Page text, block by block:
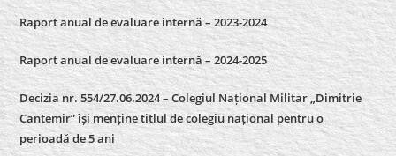
Raport anual de evaluare internă – 2023-2024
Raport anual de evaluare internă –2024-2025
Decizia nr. 554/27.06.2024 – Colegiul Național Militar „Dimitrie
Cantemir” își menține titlul de colegiu național pentru o
perioadă de 5 ani